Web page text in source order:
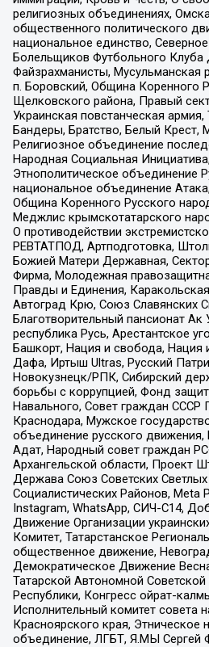
религиозных объединениях,
общественного политического
национальное единство,
Болельщиков Футбольного Клуба
Файзрахманисты, Мусульманская
п. Боровский, Община Коренного
Щелковского района, Правый
Украинская повстанческая армия,
Бандеры, Братство, Белый Крест,
Религиозное объединение
Народная Социальная
Этнополитическое объединение
национальное объединение
Община Коренного Русского
Меджлис крымскотатарского
О противодействии
РЕВТАТПОД, Артподготовка,
Божией Матери Державная,
Фирма, Молодежная
Правды и Единения,
Автоград Крю, Союз Славянских
Благотворительный пансионат Ак
республика Русь, Арестантское
Башкорт, Нация и свобода, Нация
Дафа, Иртыш Ultras, Русский
Новокузнецк/РПК, Сибирский
борьбы с коррупцией, Фонд
Навального, Совет граждан СССР
Краснодара, Мужское
объединение русского
Адат, Народный совет граждан
Архангельской области, Проект
Держава Союз Советских
Социалистических Районов, Meta
Instagram, WhatsApp, СИЧ-С14,
Движение Организации
Комитет, Татарстанское
общественное движение,
Демократическое Движение
Татарской Автономной
Республики, Конгресс ойрат-
Исполнительный комитет совета
Красноярского края, Этническое
объединение, ЛГБТ, Я.МЫ Сергей